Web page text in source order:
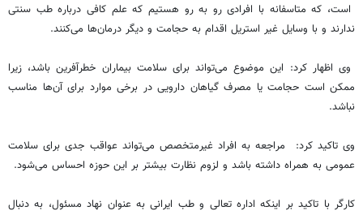
است، که متاسفانه با افرادی رو به رو هستیم که علم کافی درباره طب سنتی
ندارند و با وسایل غیر استریل اقدام به حجامت و دیگر درمان‌ها می‌کنند.
وی اظهار کرد: این موضوع می‌تواند برای سلامت بیماران خطرآفرین باشد، زیرا
ممکن است حجامت یا مصرف گیاهان دارویی در برخی موارد برای آن‌ها مناسب
نباشد.
وی تاکید کرد: مراجعه به افراد غیرمتخصص می‌تواند عواقب جدی برای سلامت
عمومی به همراه داشته باشد و لزوم نظارت بیشتر بر این حوزه احساس می‌شود.
کارگر با تاکید بر اینکه اداره تعالی و طب ایرانی به عنوان نهاد مسئول، به دنبال